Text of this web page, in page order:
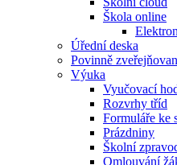
Škola online
Úřední deska
Povinně
Výuka
Vyučovací
Rozvrhy tříd
Formuláře ke
Prázdniny
Školní
Omlouvání